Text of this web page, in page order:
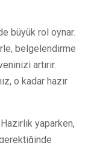
büyük rol oynar.
belgelendirme
artırır.
o kadar hazır
yaparken,